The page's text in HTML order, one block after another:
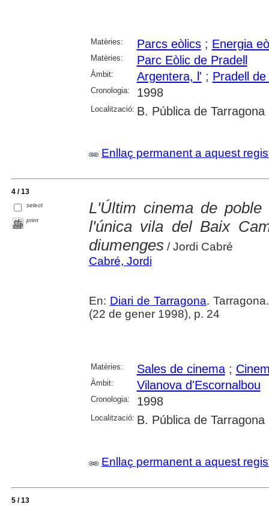
Matèries: Parcs eòlics; Energia
Matèries: Parc Eòlic de Pradell
Àmbit: Argentera, l' ; Pradell
Cronologia: 1998
Localització: B. Pública de Tarragona
Enllaç permanent a aquest
4 / 13
select
print
L'Últim cinema de
l'única vila del Baix
diumenges/ Jordi Cabré
Cabré, Jordi
En: Diari de Tarragona.
(22 de gener 1998), p. 24
Matèries: Sales de cinema;
Àmbit: Vilanova d'Escornalbou
Cronologia: 1998
Localització: B. Pública de Tarragona
Enllaç permanent a aquest
5 / 13